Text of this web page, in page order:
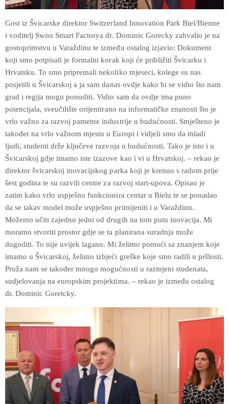
Gost iz Švicarske direktor Switzerland Innovation Park Biel/Bienne
i voditelj Swiss Smart Factorya dr. Dominic Gorecky zahvalio je na
gostoprimstvu u Varaždinu te između ostalog izjavio: Dokument
koji smo potpisali je formalni korak koji će približiti Švicarku i
Hrvatsku. To smo pripremali nekoliko mjeseci, kolege su nas
posjetili u Švicarskoj a ja sam danas ovdje kako bi se vidio što nam
grad i regija mogu ponuditi. Vidio sam da ovdje ima puno
potencijala, sveučilište orijentirano na informatičke znanosti što je
vrlo važno za razvoj pametne industrije u budućnosti. Smješteno je
također na vrlo važnom mjestu u Europi i vidjeli smo da mladi
ljudi, studenti drže ključeve razvoja u budućnosti. Tako je isto i u
Švicarskoj gdje imamo iste izazove kao i vi u Hrvatskoj. – rekao je
direktor švicarskoj inovacijskog parka koji je krenuo s radom prije
šest godina te su razvili centre za razvoj start-upova. Opisao je
zatim kako vrlo uspješno funkcionira centar u Bielu te se ponadao
da se takav model može uspješno primijeniti i u Varaždinu.
Možemo učiti zajedno jedni od drugih na tom putu inovacija. Mi
moramo stvoriti prostor gdje se ta planirana suradnja može
dogoditi. To nije uvijek lagano. Mi želimo pomoći sa znanjem koje
imamo u Švicarskoj, želimo izbjeći greške koje smo radili u pršlosti.
Pruža nam se također mnogo mogućnosti u razmjeni studenata,
sudjelovanja na europskim projektima. – rekao je između ostalog
dr. Dominic Goretcky.